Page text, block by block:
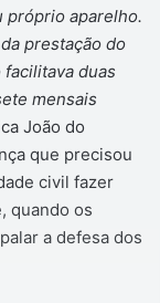
próprio aparelho.
prestação do
duas
mensais
João do
que precisou
civil fazer
quando os
a defesa dos